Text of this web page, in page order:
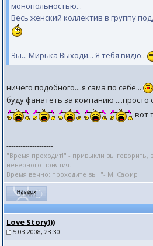
монопольностью...
Весь женский коллектив в группу
Зы... Мирька Выходи... Я тебя видю..
ничего подобного....я сама по себе...
буду фанатеть за компанию ....просто
вот
--------------------
"Время проходит!" - привыкли вы говорить,
неверного понятия.
Время вечно: проходите вы! "- М. Сафир
Love Story)))
5.03.2008, 23:30